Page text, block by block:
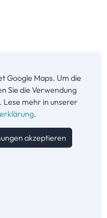
Google Maps. Um die
Sie die Verwendung
Lese mehr in unserer
.
akzeptieren